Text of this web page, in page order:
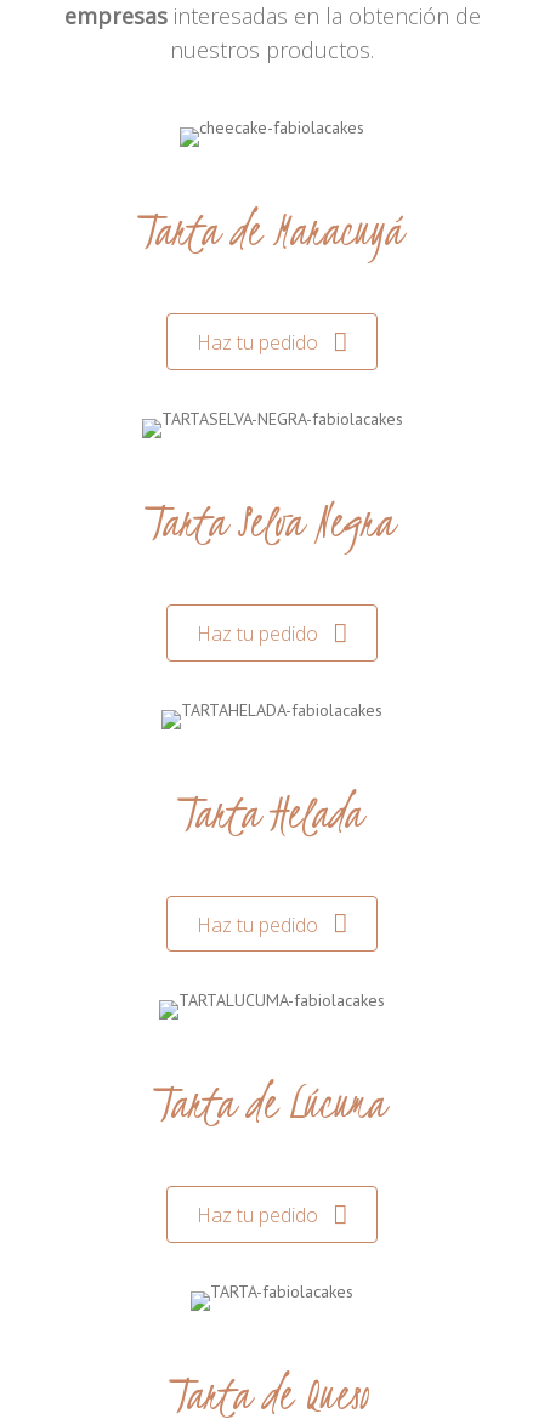
empresasinteresadas en la obtención de
nuestros productos.
Tarta de Maracuyá
Haz tu pedido
Tarta Selva Negra
Haz tu pedido
Tarta Helada
Haz tu pedido
Tarta de Lúcuma
Haz tu pedido
Tarta de Queso